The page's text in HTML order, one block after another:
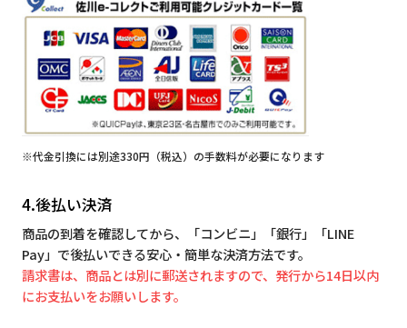
※代金引換には別途330円（税込）の手数料が必要になります
4.後払い決済
商品の到着を確認してから、「コンビニ」「銀行」「LINE
Pay」で後払いできる安心・簡単な決済方法です。
請求書は、商品とは別に郵送されますので、発行から14日以内
にお支払いをお願いします。